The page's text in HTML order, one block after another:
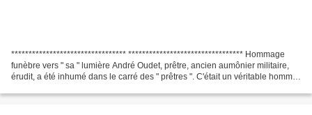
********************************* ********************************* Hommage
funèbre vers " sa " lumière André Oudet, prêtre, ancien aumônier militaire,
érudit, a été inhumé dans le carré des " prêtres ". C'était un véritable homme